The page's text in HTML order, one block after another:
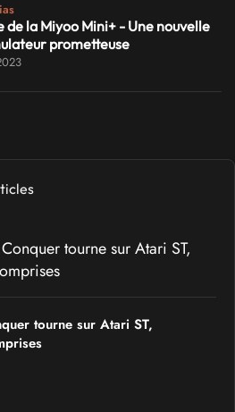
de la Miyoo Mini+ - Une nouvelle
prometteuse
tourne sur Atari ST,